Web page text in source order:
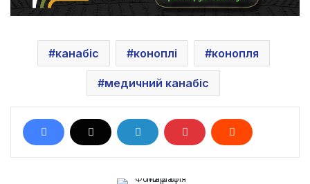
канабіс коноплі конопля
медичний канабіс